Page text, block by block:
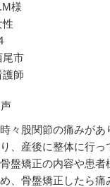
様
性
尾市
護師
々股関節の痛みがあ
、産後に整体に行
盤矯正の内容や患
、骨盤矯正したら